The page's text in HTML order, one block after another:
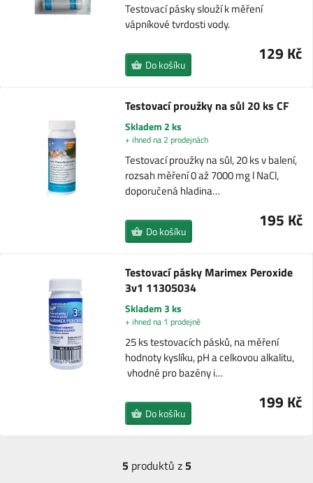
Testovací pásky slouží k měření
vápníkové tvrdosti vody.
129 Kč
Do košíku
Testovací proužky na sůl 20 ks CF
Skladem 2 ks
+ ihned na 2 prodejnách
Testovací proužky na sůl, 20 ks v balení,
rozsah měření 0 až 7000 mg l NaCl,
doporučená hladina…
195 Kč
Do košíku
Testovací pásky Marimex Peroxide
3v1 11305034
Skladem 3 ks
+ ihned na 1 prodejně
25 ks testovacích pásků, na měření
hodnoty kyslíku, pH a celkovou alkalitu,
vhodné pro bazény i…
199 Kč
Do košíku
5produktů z 5